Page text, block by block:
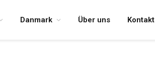
Danmark Über uns Kontakt